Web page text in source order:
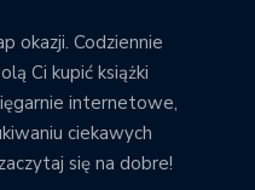
okazji. Codziennie
Ci kupić książki
internetowe,
ciekawych
się na dobre!